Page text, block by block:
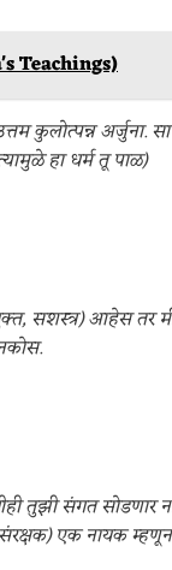
Teachings)
कुलोत्पन्न अर्जुना.
हा धर्म तू पाळ)
सशस्त्र) आहेस तर
तुझी संगत सोडणार
एक नायक